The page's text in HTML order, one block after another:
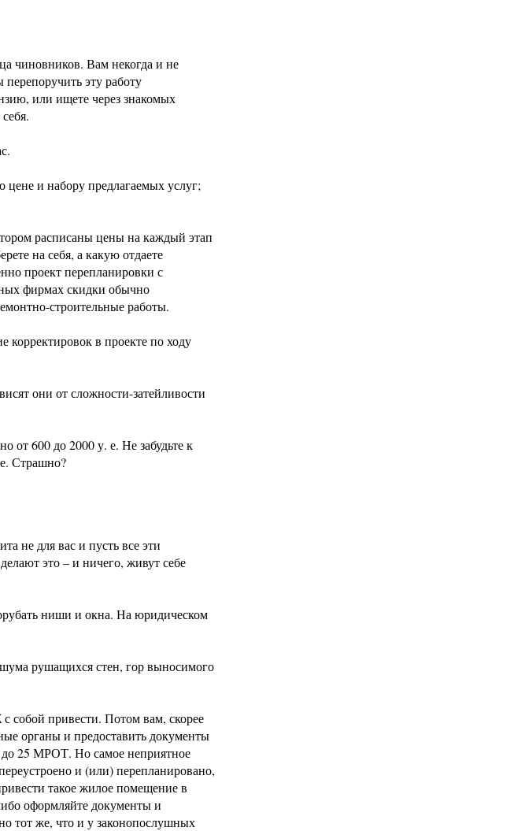
чиновников. Вам некогда и не
перепоручить эту работу
или ищете через знакомых
и набору предлагаемых услуг;
расписаны цены на каждый этап
на себя, а какую отдаете
проект перепланировки с
фирмах скидки обычно
строительные работы.
корректировок в проекте по ходу
они от сложности-затейливости
от 600 до 2000 у. е. Не забудьте к
Страшно?
не для вас и пусть все эти
это – и ничего, живут себе
ниши и окна. На юридическом
шума рушащихся стен, гор выносимого
собой привести. Потом вам, скорее
органы и предоставить документы
до 25 МРОТ. Но самое неприятное
и (или) перепланировано,
такое жилое помещение в
оформляйте документы и
тот же, что и у законопослушных